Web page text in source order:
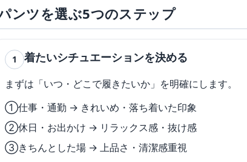
ンツを選ぶ5つのステップ
1 着たいシチュエーションを決める
まずは「いつ・どこで履きたいか」を明確にします。
①仕事・通勤 → きれいめ・落ち着いた印象
②休日・お出かけ → リラックス感・抜け感
③きちんとした場 → 上品さ・清潔感重視